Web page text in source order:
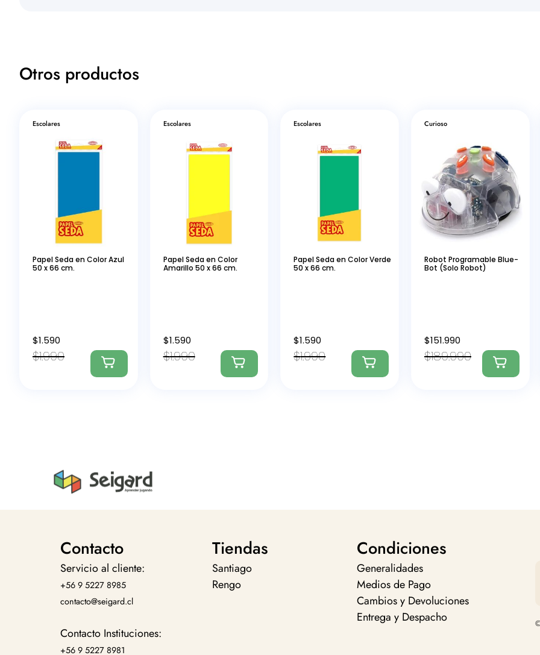
Otros productos
Escolares
Papel Seda en Color Azul
50 x 66 cm.
$1.990
$1.590
Escolares
Papel Seda en Color
Amarillo 50 x 66 cm.
$1.990
$1.590
Escolares
Papel Seda en Color Verde
50 x 66 cm.
$1.990
$1.590
Curioso
Robot Programable Blue-
Bot (Solo Robot)
$189.990
$151.990
Contacto
Servicio al cliente:
+56 9 5227 8985
contacto@seigard.cl
Contacto Instituciones:
+56 9 5227 8981
Tiendas
Santiago
Rengo
Condiciones
Generalidades
Medios de Pago
Cambios y Devoluciones
Entrega y Despacho